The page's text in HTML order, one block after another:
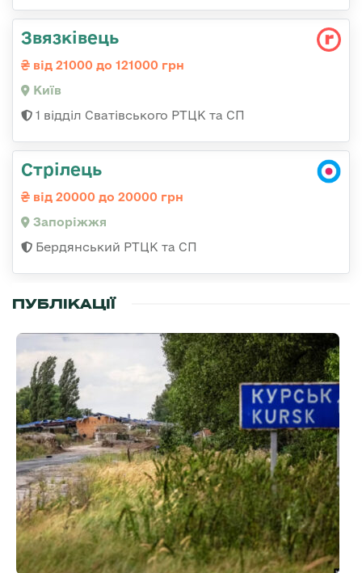
Звязківець
від 21000 до 121000 грн
Київ
1 відділ Сватівського РТЦК та СП
Стрілець
від 20000 до 20000 грн
Запоріжжя
Бердянський РТЦК та СП
ПУБЛІКАЦІЇ